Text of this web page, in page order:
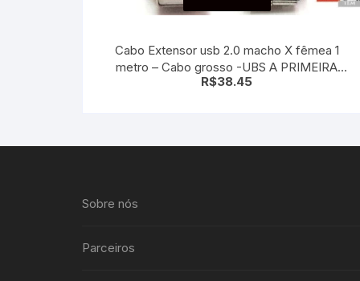
Cabo Extensor usb 2.0 macho X fêmea 1
metro – Cabo grosso -UBS A PRIMEIRA
LINHA
R$38.45
Sobre nós
Parceiros